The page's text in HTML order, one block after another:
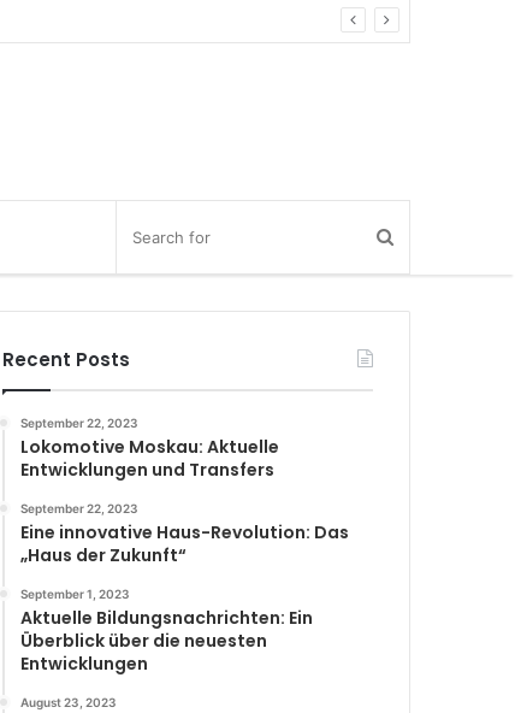
Recent Posts
September 22, 2023
Lokomotive Moskau: Aktuelle
Entwicklungen und Transfers
September 22, 2023
Eine innovative Haus-Revolution: Das
„Haus der Zukunft“
September 1, 2023
Aktuelle Bildungsnachrichten: Ein
Überblick über die neuesten
Entwicklungen
August 23, 2023